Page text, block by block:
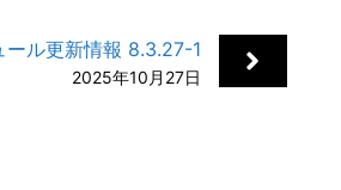
ル更新情報 8.3.27-1
2025年10月27日